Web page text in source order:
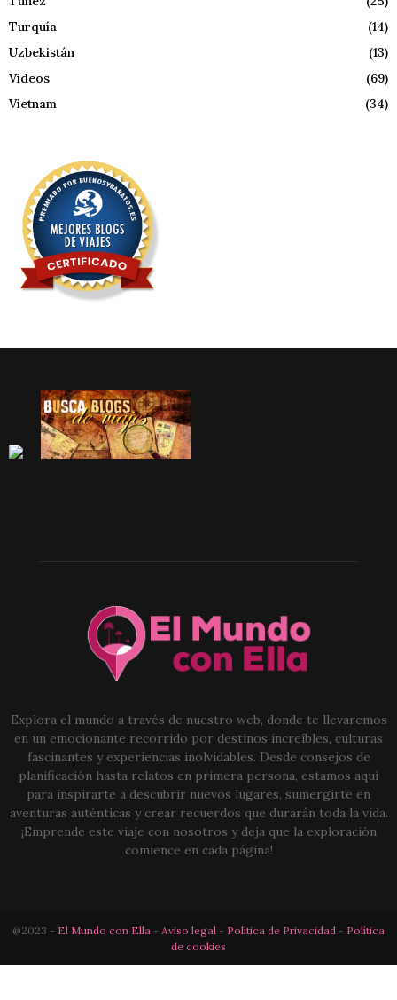
Turquía
(14)
Uzbekistán
(13)
Videos
(69)
Vietnam
(34)
Explora el mundo a través de nuestro web, donde te llevaremos
en un emocionante recorrido por destinos increíbles, culturas
fascinantes y experiencias inolvidables. Desde consejos de
planificación hasta relatos en primera persona, estamos aquí
para inspirarte a descubrir nuevos lugares, sumergirte en
aventuras auténticas y crear recuerdos que durarán toda la vida.
¡Emprende este viaje con nosotros y deja que la exploración
comience en cada página!
@2023 - El Mundo con Ella - Aviso legal - Política de Privacidad - Política
de cookies